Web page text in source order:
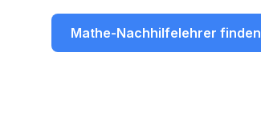
Mathe-Nachhilfelehrer finden